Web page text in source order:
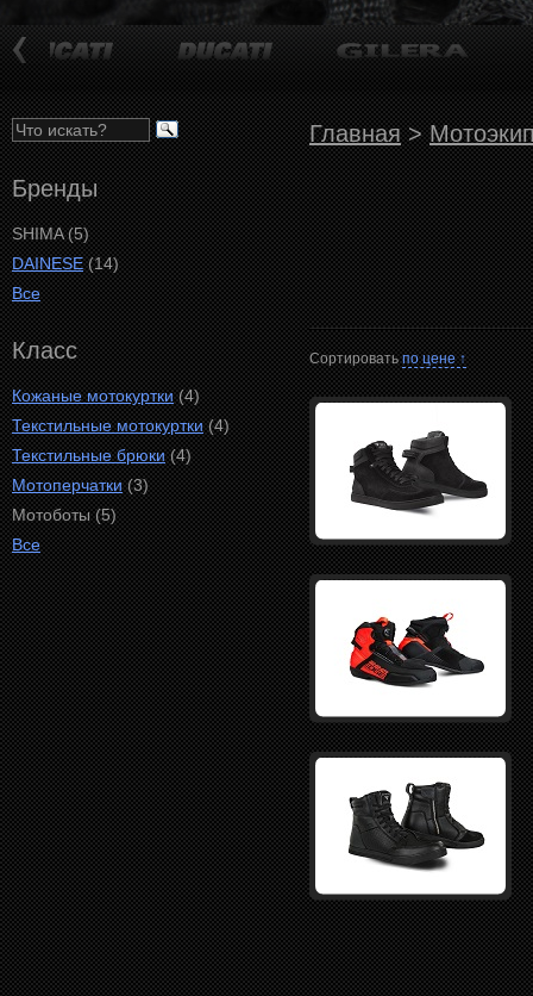
Бренды
SHIMA (5)
DAINESE(14)
Все
Класс
Кожаные мотокуртки(4)
Текстильные мотокуртки(4)
Текстильные брюки(4)
Мотоперчатки(3)
Мотоботы (5)
Все
Главная>
Сортироватьпо цене ↑